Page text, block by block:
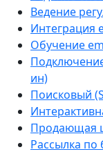
Ведение
Интеграция
Обучение
ин)
Поисковый
Продающая
Рассылка по